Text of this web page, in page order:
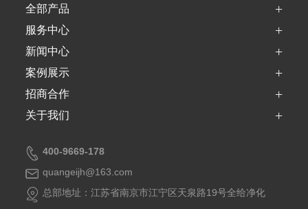
全部产品 +
服务中心 +
新闻中心 +
案例展示 +
招商合作 +
关于我们 +
400-9669-178
quangeijh@163.com
总部地址：江苏省南京市江宁区天泉路19号全给净化